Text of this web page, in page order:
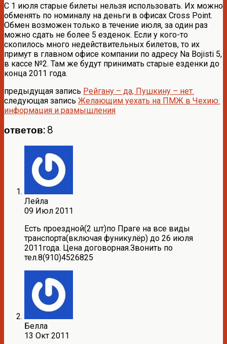
С 1 июля старые билеты нельзя использовать. Их можно
обменять по номиналу на деньги в офисах Cross Point.
Обмен возможен только в течение июля, за один раз
можно сдать не более 5 езденок. Если у кого-то
скопилось много недействительных билетов, то их
примут в главном офисе компании по адресу Na Bojisti 5,
в кассе №2. Там же будут принимать старые езденки до
конца 2011 года.
предыдущая запись Рейгану – да, Пушкину – нет.
следующая запись Желающим уехать на ПМЖ в Чехию:
информация и размышления
ответов: 8
Лейла
09 Июл 2011
Есть проездной(2 шт)по Праге на все виды
транспорта(включая фуникулёр) до 26 июля
2011года. Цена договорная.Звонить по
тел.8(910)4526825
Белла
13 Окт 2011